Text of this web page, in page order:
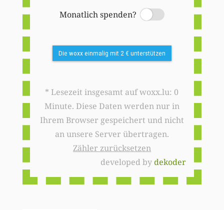
Monatlich spenden?
Switch
Die woxx einmalig mit 2 € unterstützen
* Lesezeit insgesamt auf woxx.lu: 0
Minute. Diese Daten werden nur in
Ihrem Browser gespeichert und nicht
an unsere Server übertragen.
Zähler zurücksetzen
developed bydekoder